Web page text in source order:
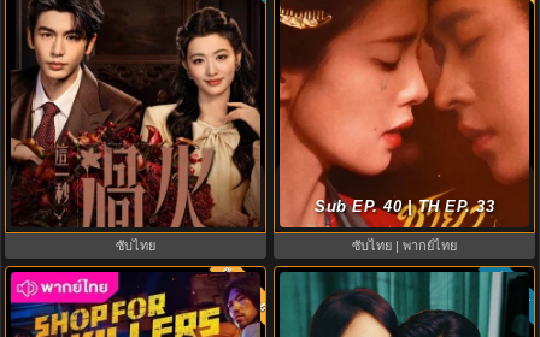
Overdo (2026) รักเกินแค้น พากย์
ไทย ซับไทย EP1-33 (จบ)
ซับไทย
The First Jasmine ชายาเคียงหทัย
(2026) พากย์ไทย EP.1-40
Sub EP. 40 | TH EP. 33
ซับไทย | พากย์ไทย
8.0 พากย์ไทย ซับไทย